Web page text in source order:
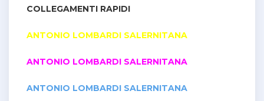
COLLEGAMENTI RAPIDI
ANTONIO LOMBARDI SALERNITANA
ANTONIO LOMBARDI SALERNITANA
ANTONIO LOMBARDI SALERNITANA